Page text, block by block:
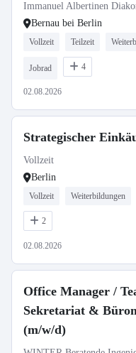
Immanuel Albertinen
Bernau bei Berlin
Vollzeit Teilzeit
Jobrad 4
02.08.2026
Strategischer
Vollzeit
Berlin
Vollzeit Weiterbildungen
2
02.08.2026
Office Manager /
Sekretariat &
(m/w/d)